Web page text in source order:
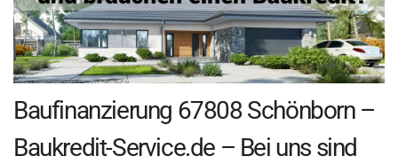
Baufinanzierung 67808 Schönborn –
Baukredit-Service.de – Bei uns sind